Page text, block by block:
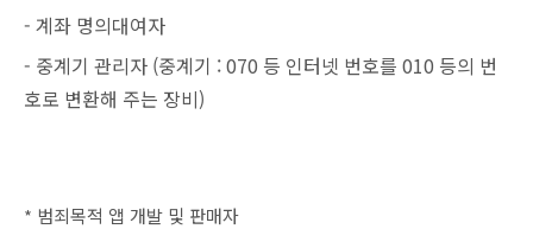
- 계좌 명의대여자
- 중계기 관리자 (중계기 : 070 등 인터넷 번호를 010 등의 번
호로 변환해 주는 장비)
* 범죄목적 앱 개발 및 판매자